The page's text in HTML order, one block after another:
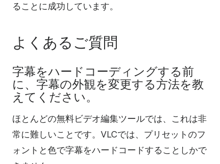
ることに成功しています。
よくあるご質問
字幕をハードコーディングする前
に、字幕の外観を変更する方法を教
えてください。
ほとんどの無料ビデオ編集ツールでは、これは非
常に難しいことです。VLCでは、プリセットのフ
ォントと色で字幕をハードコードすることしかで